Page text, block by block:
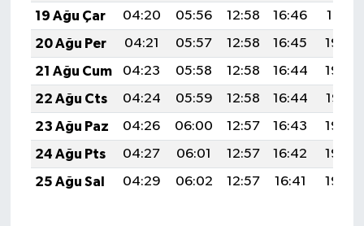
19 Ağu Çar
04:20 05:56 12:58 16:46
19:51
20 Ağu Per
04:21 05:57 12:58 16:45
19:50
21 Ağu Cum
04:23 05:58 12:58 16:44
19:48
22 Ağu Cts
04:24 05:59 12:58 16:44
19:47
23 Ağu Paz
04:26 06:00 12:57 16:43
19:45
24 Ağu Pts
04:27 06:01 12:57 16:42
19:43
25 Ağu Sal
04:29 06:02 12:57 16:41 19:42